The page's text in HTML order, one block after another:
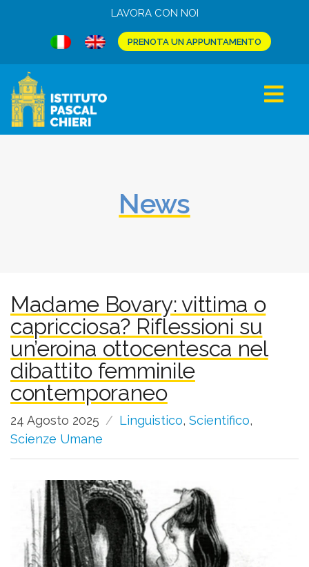
LAVORA CON NOI
PRENOTA UN APPUNTAMENTO
News
Madame Bovary: vittima o
capricciosa? Riflessioni su
un’eroina ottocentesca nel
dibattito femminile
contemporaneo
24 Agosto 2025 Linguistico, Scientifico,
Scienze Umane